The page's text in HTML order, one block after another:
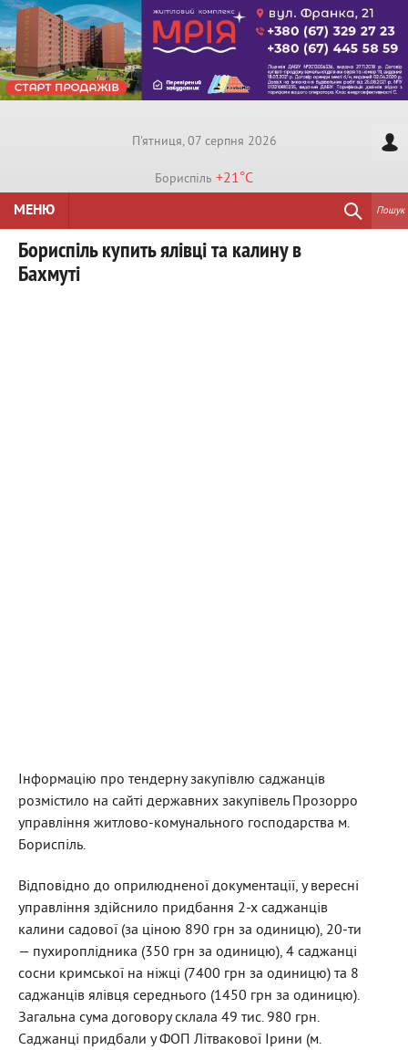
П'ятниця, 07 серпня 2026
Бориспiль +21°C
МЕНЮ
Пошук
Бориспіль купить ялівці та калину в
Бахмуті
Інформацію про тендерну закупівлю саджанців
розмістило на сайті державних закупівель Прозорро
управління житлово-комунального господарства м.
Бориспіль.
Відповідно до оприлюдненої документації, у вересні
управління здійснило придбання 2-х саджанців
калини садової (за ціною 890 грн за одиницю), 20-ти
— пухироплідника (350 грн за одиницю), 4 саджанці
сосни кримської на ніжці (7400 грн за одиницю) та 8
саджанців ялівця середнього (1450 грн за одиницю).
Загальна сума договору склала 49 тис. 980 грн.
Саджанці придбали у ФОП Літвакової Ірини (м.